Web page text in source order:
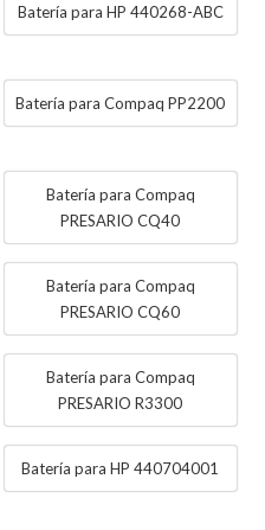
Batería para HP 440268-ABC
Batería para Compaq PP2200
Batería para Compaq
PRESARIO CQ40
Batería para Compaq
PRESARIO CQ60
Batería para Compaq
PRESARIO R3300
Batería para HP 440704001